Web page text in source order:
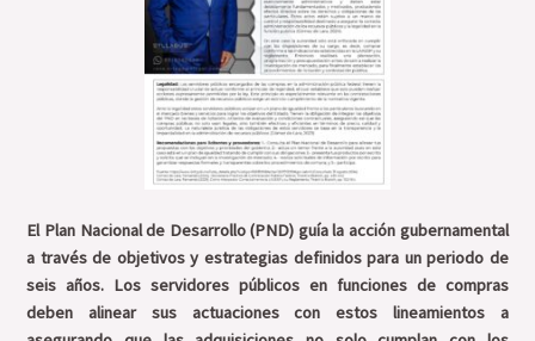
El Plan Nacional de Desarrollo (PND) guía la acción gubernamental
a través de objetivos y estrategias definidos para un periodo de
seis años. Los servidores públicos en funciones de compras
deben alinear sus actuaciones con estos lineamientos a